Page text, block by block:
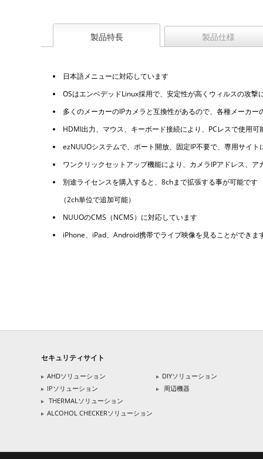
製品特長 製品仕様
日本語メニューに対応しています
OSはエンベデッドLinux採用で、安定性が高くウィルスの攻撃
多くのメーカーのIPカメラと互換性があるので、各種メーカ
HDMI出力、マウス、キーボード接続により、PCレスで使用可
ezNUUOシステムで、ポート開放、固定IP不要で、専用サイ
ワンクリックセットアップ機能により、カメラIPアドレス、
別途ライセンスを購入すると、8chまで拡張する事が可能です
（2ch単位で追加可能）
NUUOのCMS（NCMS）に対応しています
iPhone、iPad、Android携帯でライブ映像を見ることができま
セキュリティサイト
AHDソリューション
IPソリューション
THERMALソリューション
ALCOHOL CHECKERソリューション
DIYソリューション
周辺機器